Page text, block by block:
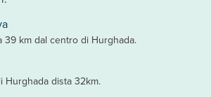
39 km dal centro di Hurghada.
Hurghada dista 32km.